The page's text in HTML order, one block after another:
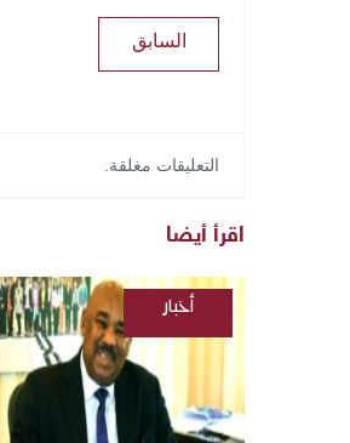
السابق
التعليقات مغلقة.
اقرأ أيضا
أخبار
السودانية